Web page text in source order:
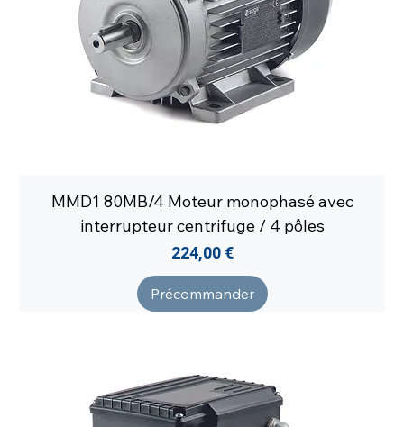
MMD1 80MB/4 Moteur monophasé avec
interrupteur centrifuge / 4 pôles
Prix
224,00 €
Précommander